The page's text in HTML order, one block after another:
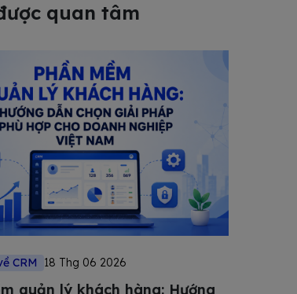
quan tâm
CRM 18 Thg 06 2026
quản lý khách hàng: Hướng